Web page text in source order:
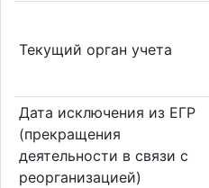
Текущий орган учета
Дата исключения из ЕГР
(прекращения
деятельности в связи с
реорганизацией)